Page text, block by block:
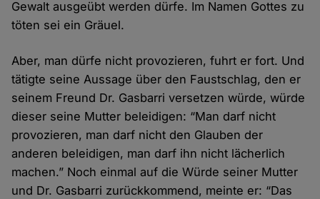
Gewalt ausgeübt werden dürfe. Im Namen Gottes zu
töten sei ein Gräuel.
Aber, man dürfe nicht provozieren, fuhrt er fort. Und
tätigte seine Aussage über den Faustschlag, den er
seinem Freund Dr. Gasbarri versetzen würde, würde
dieser seine Mutter beleidigen: “Man darf nicht
provozieren, man darf nicht den Glauben der
anderen beleidigen, man darf ihn nicht lächerlich
machen.” Noch einmal auf die Würde seiner Mutter
und Dr. Gasbarri zurückkommend, meinte er: “Das